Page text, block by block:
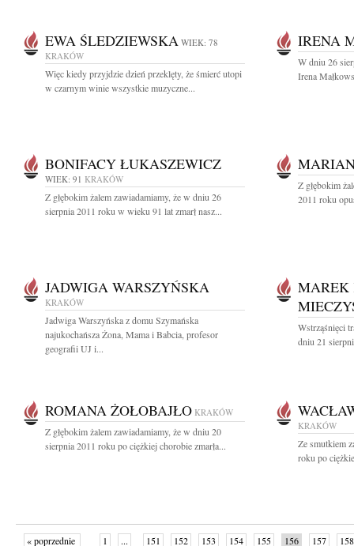
EWA ŚLEDZIEWSKA WIEK: 78
KRAKÓW
Więc kiedy przyjdzie dzień przeklęty, że śmierć utopi
w czarnym winie wszystkie muzyczne...
IRENA
W dniu 26
Irena
BONIFACY ŁUKASZEWICZ
WIEK: 91 KRAKÓW
Z głębokim żalem zawiadamiamy, że w dniu 26
sierpnia 2011 roku w wieku 91 lat zmarł nasz...
Z głębokim
2011 roku
JADWIGA WARSZYŃSKA
KRAKÓW
Jadwiga Warszyńska z domu Szymańska
najukochańsza Żona, Mama i Babcia, profesor
geografii UJ i...
MAREK
Wstrząśnięci
dniu 21
ROMANA ŻOŁOBAJŁO KRAKÓW
Z głębokim żalem zawiadamiamy, że w dniu 20
sierpnia 2011 roku po ciężkiej chorobie zmarła...
KRAKÓW
Ze smutkiem
roku po
« poprzednie 1 ... 151 152 153 154 155 156 157 158